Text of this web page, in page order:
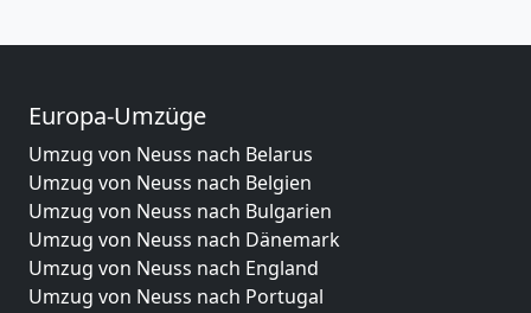
Europa-Umzüge
Umzug von Neuss nach Belarus
Umzug von Neuss nach Belgien
Umzug von Neuss nach Bulgarien
Umzug von Neuss nach Dänemark
Umzug von Neuss nach England
Umzug von Neuss nach Portugal